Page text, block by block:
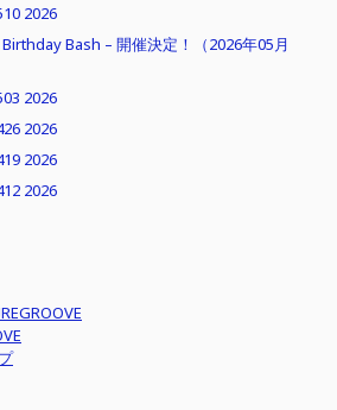
2026
Bash – 開催決定！（2026年05月
2026
2026
2026
2026